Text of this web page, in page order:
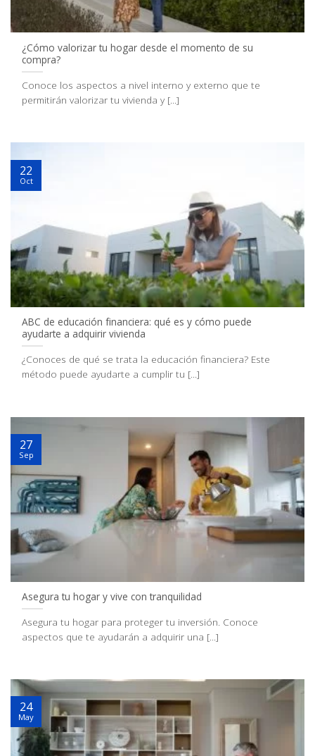
¿Cómo valorizar tu hogar desde el momento de su
compra?
Conoce los aspectos a nivel interno y externo que te
permitirán valorizar tu vivienda y [...]
ABC de educación financiera: qué es y cómo puede
ayudarte a adquirir vivienda
¿Conoces de qué se trata la educación financiera? Este
método puede ayudarte a cumplir tu [...]
22
Oct
Asegura tu hogar y vive con tranquilidad
Asegura tu hogar para proteger tu inversión. Conoce
aspectos que te ayudarán a adquirir una [...]
27
Sep
24
May